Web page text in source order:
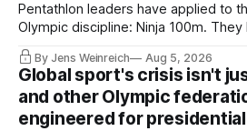
Pentathlon leaders have applied to
Olympic discipline: Ninja 100m.
IOC timeline for the speed of the
Vice President Viacheslav Malishev
Board had been kept in the dark
eleven days.
By Jens Weinreich Aug 5, 2026
Global sport's crisis isn't
and other Olympic
engineered for